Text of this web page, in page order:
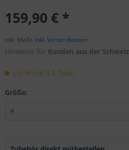
159,90 € *
inkl. MwSt. inkl. Versandkosten
Hinweise für Kunden aus der Schweiz
Lieferzeit 3-5 Tage
Größe: